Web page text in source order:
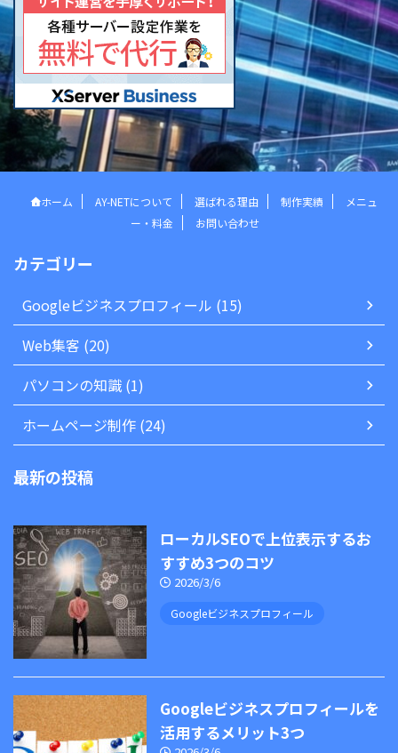
ホーム AY-NETについて 選ばれる理由 制作実績
メニュ
ー・料金
お問い合わせ
カテゴリー
Googleビジネスプロフィール (15)
Web集客 (20)
パソコンの知識 (1)
ホームページ制作 (24)
最新の投稿
ローカルSEOで上位表示するお
すすめ3つのコツ
2026/3/6
Googleビジネスプロフィール
Googleビジネスプロフィールを
活用するメリット3つ